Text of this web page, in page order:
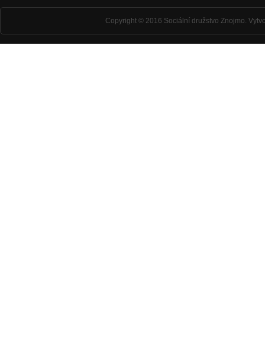
Copyright © 2016 Sociální družstvo Znojmo.